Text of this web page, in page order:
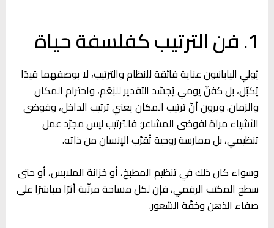
1. فن الترتيب كفلسفة حياة
يُولي اليابانيون عناية فائقة للنظام والترتيب، لا بوصفهما قيدًا
يُكبّل، بل كفنّ يومي يُجسّد التقدير للنِعَم، واحترام المكان
والزمان. ويرون أنّ ترتيب المكان يعني ترتيب الداخل، وفوضى
الأشياء مرآة لفوضى المشاعر؛ فالترتيب ليس مجرّد عمل
تنظيمي، بل ممارسة روحية تُقرّب الإنسان من ذاته.
وسواء كان ذلك في تنظيم المطبخ، أو خزانة الملابس، أو حتى
سطح المكتب الرقمي، فإن لكل مساحة مرتّبة أثرًا مباشرًا على
صفاء الذهن وخفّة الشعور.